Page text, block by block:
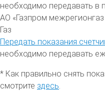
необходимо передавать в
АО «Газпром
Газ
Передать показания
необходимо передавать
* Как правильно снять
смотрите здесь